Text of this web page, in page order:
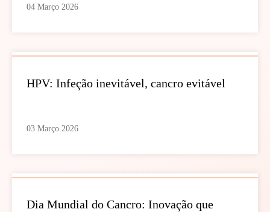
04 Março 2026
HPV: Infeção inevitável, cancro evitável
03 Março 2026
Dia Mundial do Cancro: Inovação que